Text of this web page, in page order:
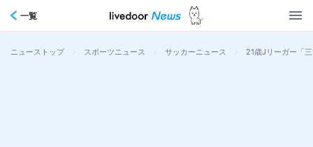
一覧
ニューストップ > スポーツニュース > サッカーニュース > 21歳Jリーガー「